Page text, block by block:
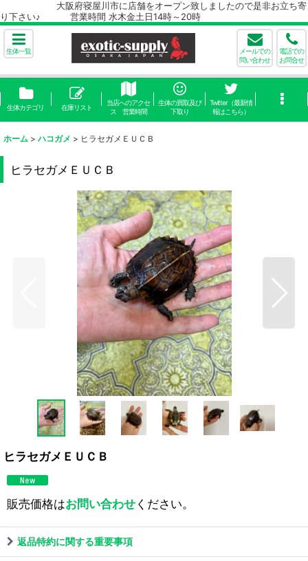
大阪府寝屋川市に店舗をオープン致しましたので是非お立ち寄
り下さい♪ 営業時間 水木金土日14時～20時
生体一覧
メールでの
問い合わせ
電話での
お問合せ
生体カテゴリ 在庫リスト
当店へのアクセ
ス 営業時間
生体の買取及び
下取り
Twitter（最新情
報はこちら）
ホーム > ハコガメ > ヒラセガメＥＵＣＢ
ヒラセガメＥＵＣＢ
ヒラセガメＥＵＣＢ
販売価格はお問い合わせください。
返品特約に関する重要事項